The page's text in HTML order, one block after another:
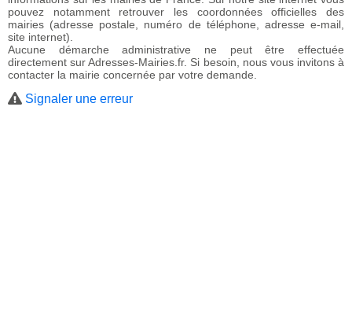
pouvez notamment retrouver les coordonnées officielles des
mairies (adresse postale, numéro de téléphone, adresse e-mail,
site internet).
Aucune démarche administrative ne peut être effectuée
directement sur Adresses-Mairies.fr. Si besoin, nous vous invitons à
contacter la mairie concernée par votre demande.
Signaler une erreur